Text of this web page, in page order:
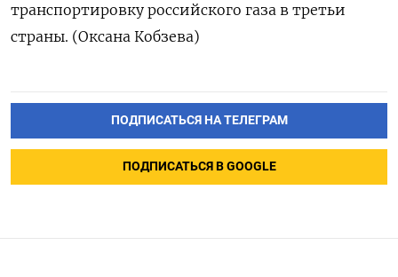
транспортировку российского ​газа в третьи
‌страны. (Оксана Кобзева)
ПОДПИСАТЬСЯ НА ТЕЛЕГРАМ
ПОДПИСАТЬСЯ В GOOGLE